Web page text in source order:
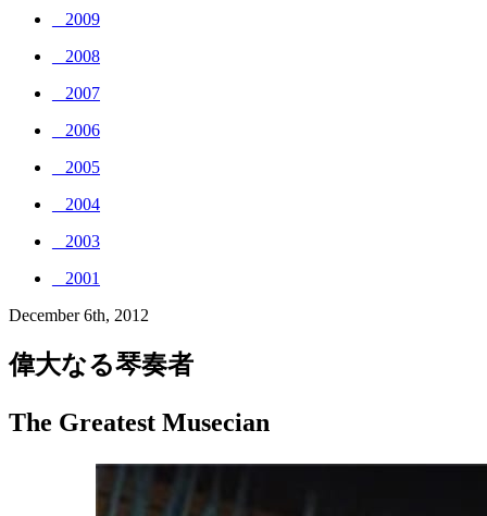
_ 2009
_ 2008
_ 2007
_ 2006
_ 2005
_ 2004
_ 2003
_ 2001
December 6th, 2012
偉大なる琴奏者
The Greatest Musecian